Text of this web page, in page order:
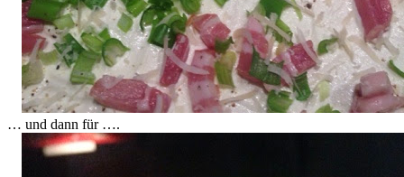
… und dann für ….